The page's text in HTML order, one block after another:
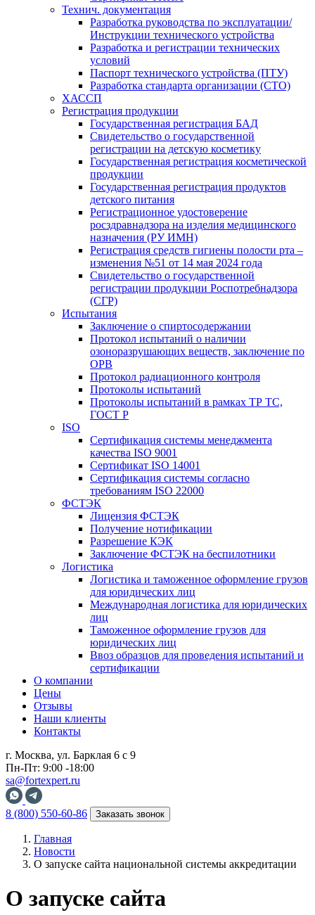
Технич. документация
Разработка руководства по эксплуатации/
Инструкции технического устройства
Разработка и регистрации технических
условий
Паспорт технического устройства (ПТУ)
Разработка стандарта организации (СТО)
ХАССП
Регистрация продукции
Государственная регистрация БАД
Свидетельство о государственной
регистрации на детскую косметику
Государственная регистрация косметической
продукции
Государственная регистрация продуктов
детского питания
Регистрационное удостоверение
росздравнадзора на изделия медицинского
назначения (РУ ИМН)
Регистрация средств гигиены полости рта –
изменения №51 от 14 мая 2024 года
Свидетельство о государственной
регистрации продукции Роспотребнадзора
(СГР)
Испытания
Заключение о спиртосодержании
Протокол испытаний о наличии
озоноразрушающих веществ, заключение по
ОРВ
Протокол радиационного контроля
Протоколы испытаний
Протоколы испытаний в рамках ТР ТС,
ГОСТ Р
ISO
Сертификация системы менеджмента
качества ISO 9001
Сертификат ISO 14001
Сертификация системы согласно
требованиям ISO 22000
ФСТЭК
Лицензия ФСТЭК
Получение нотификации
Разрешение КЭК
Заключение ФСТЭК на беспилотники
Логистика
Логистика и таможенное оформление грузов
для юридических лиц
Международная логистика для юридических
лиц
Таможенное оформление грузов для
юридических лиц
Ввоз образцов для проведения испытаний и
сертификации
О компании
Цены
Отзывы
Наши клиенты
Контакты
г. Москва, ул. Барклая 6 с 9
Пн-Пт: 9:00 -18:00
sa@fortexpert.ru
8 (800) 550-60-86 Заказать звонок
Главная
Новости
О запуске сайта национальной системы аккредитации
О запуске сайта